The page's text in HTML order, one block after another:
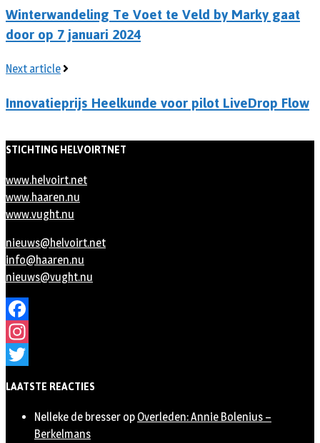
Winterwandeling Te Voet te Veld by Marky gaat
door op 7 januari 2024
Next article
Innovatieprijs Heelkunde voor pilot LiveDrop Flow
STICHTING HELVOIRTNET
www.helvoirt.net
www.haaren.nu
www.vught.nu
nieuws@helvoirt.net
info@haaren.nu
nieuws@vught.nu
Facebook
Instagram
LAATSTE REACTIES
Nelleke de bresser op Overleden: Annie Bolenius –
Berkelmans